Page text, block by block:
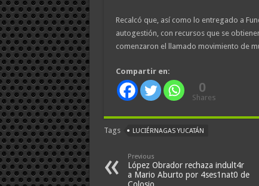
Recalcó que, así como lo entregado a
autogestión, con recursos que se
comenzaron el llamado movimiento de
Compartir en:
0
Shares
Tags LUCIÉRNAGAS YUCATÁN
Previous
López Obrador rechaza indult4r
a Mario Aburto por 4ses1nat0 de